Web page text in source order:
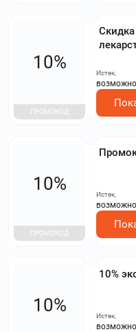
10%
ПРОМОКОД
Истек,
10%
ПРОМОКОД
Истек,
10%
10%
Истек,